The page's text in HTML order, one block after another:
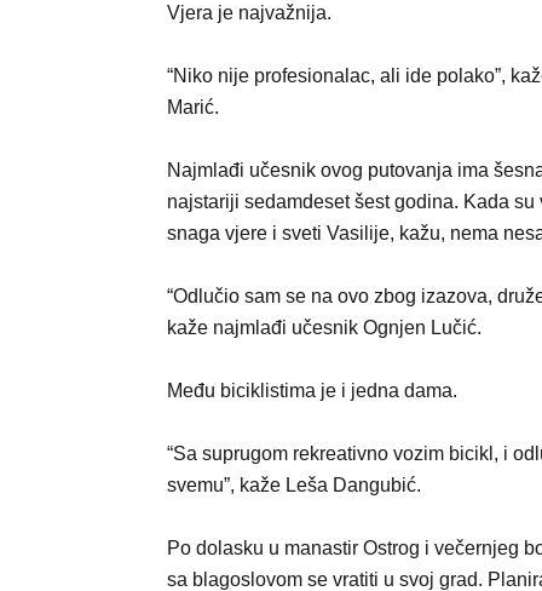
Vjera je najvažnija.
“Niko nije profesionalac, ali ide polako”,
Marić.
Najmlađi učesnik ovog putovanja ima
najstariji sedamdeset šest godina. Kada su
snaga vjere i sveti Vasilije, kažu, nema
“Odlučio sam se na ovo zbog izazova,
kaže najmlađi učesnik Ognjen Lučić.
Među biciklistima je i jedna dama.
“Sa suprugom rekreativno vozim bicikl, i
svemu”, kaže Leša Dangubić.
Po dolasku u manastir Ostrog i večernjeg
sa blagoslovom se vratiti u svoj grad.